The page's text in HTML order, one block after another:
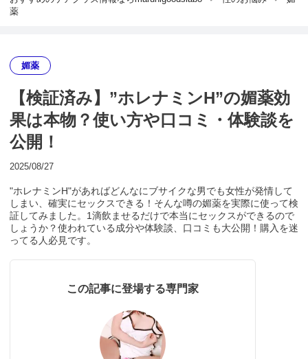
薬
媚薬
【検証済み】”ホレナミンH”の媚薬効
果は本物？使い方や口コミ・体験談を
公開！
2025/08/27
"ホレナミンH"があればどんなにブサイクな男でも女性が発情して
しまい、確実にセックスできる！そんな噂の媚薬を実際に使って検
証してみました。1滴飲ませるだけで本当にセックスができるので
しょうか？使われている成分や体験談、口コミも大公開！購入を迷
ってる人必見です。
この記事に登場する専門家